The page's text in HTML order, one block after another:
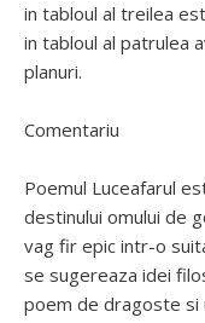
in tabloul al treilea
in tabloul al patrulea
planuri.
Comentariu
Poemul Luceafarul
destinului omului de
vag fir epic intr-o
se sugereaza idei
poem de dragoste si